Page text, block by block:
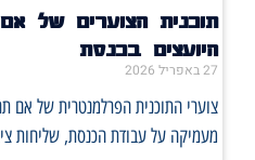
תוכנית הצוערים של
היועצים בכנסת
27 באפריל 2026
צוערי התוכנית הפרלמנטרית של אם
מעמיקה על עבודת הכנסת, שליחות